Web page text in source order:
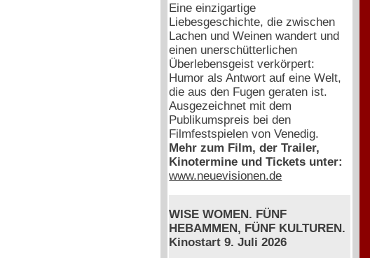
Eine einzigartige
Liebesgeschichte, die zwischen
Lachen und Weinen wandert und
einen unerschütterlichen
Überlebensgeist verkörpert:
Humor als Antwort auf eine Welt,
die aus den Fugen geraten ist.
Ausgezeichnet mit dem
Publikumspreis bei den
Filmfestspielen von Venedig.
Mehr zum Film, der Trailer,
Kinotermine und Tickets unter:
www.neuevisionen.de
WISE WOMEN. FÜNF
HEBAMMEN, FÜNF KULTUREN.
Kinostart 9. Juli 2026